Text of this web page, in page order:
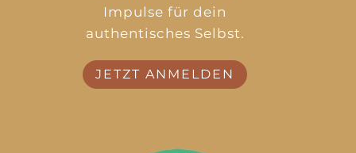
Impulse für dein
authentisches Selbst.
JETZT ANMELDEN